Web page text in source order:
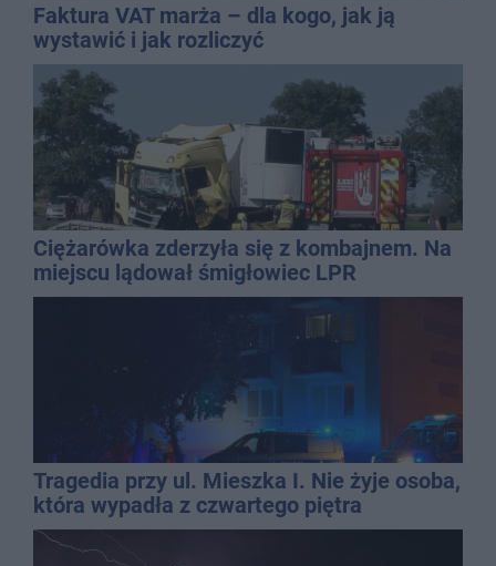
Faktura VAT marża – dla kogo, jak ją
wystawić i jak rozliczyć
Ciężarówka zderzyła się z kombajnem. Na
miejscu lądował śmigłowiec LPR
Tragedia przy ul. Mieszka I. Nie żyje osoba,
która wypadła z czwartego piętra